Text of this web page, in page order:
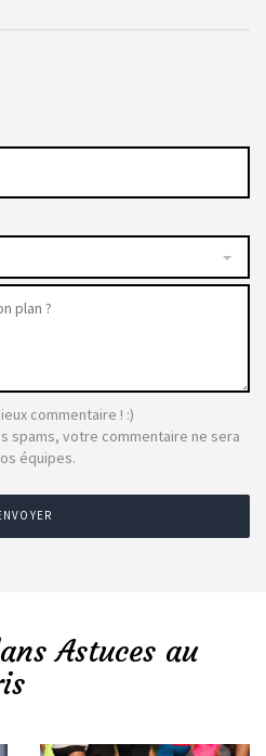
commentaire ! :)
spams, votre commentaire ne sera
équipes.
Astuces au